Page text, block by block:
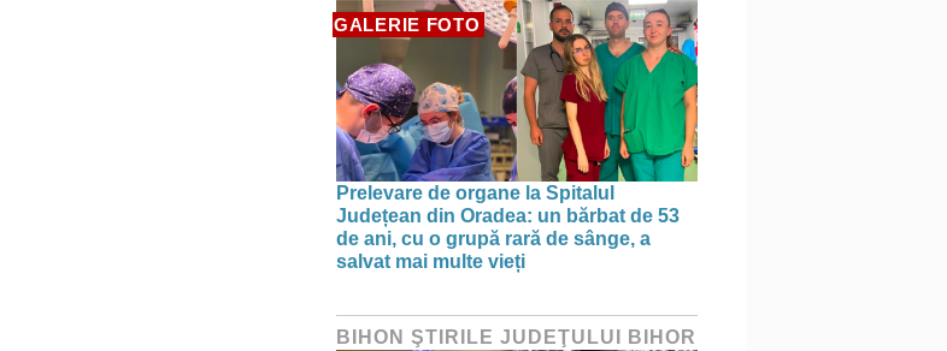
GALERIE FOTO
Prelevare de organe la Spitalul
Județean din Oradea: un bărbat de 53
de ani, cu o grupă rară de sânge, a
salvat mai multe vieți
BIHON ŞTIRILE JUDEŢULUI BIHOR